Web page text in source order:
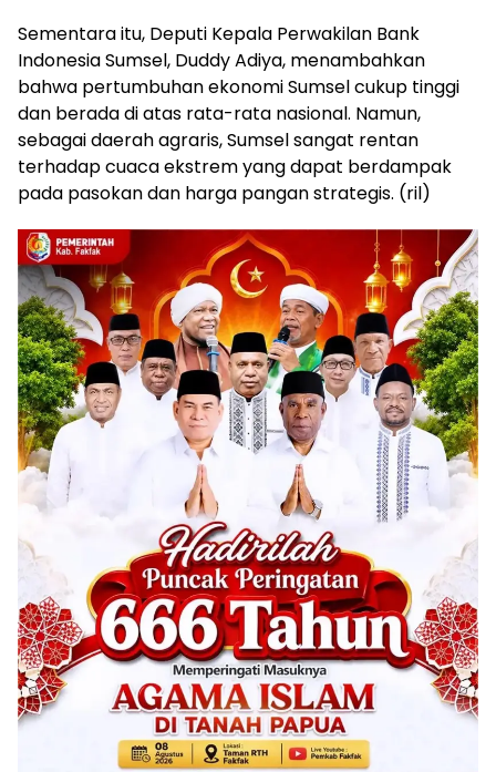
Sementara itu, Deputi Kepala Perwakilan Bank
Indonesia Sumsel, Duddy Adiya, menambahkan
bahwa pertumbuhan ekonomi Sumsel cukup tinggi
dan berada di atas rata-rata nasional. Namun,
sebagai daerah agraris, Sumsel sangat rentan
terhadap cuaca ekstrem yang dapat berdampak
pada pasokan dan harga pangan strategis. (ril)